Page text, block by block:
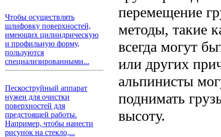
Чтобы осуществлять
шлифовку поверхностей,
имеющих цилиндрическую
и профильную форму,
пользуются
специализированными...
Пескоструйный аппарат
нужен для очистки
поверхностей для
предстоящей работы.
Например, чтобы нанести
рисунок на стекло,...
перемещение
методы, такие
всегда могут
или других
альпинисты
поднимать
высоту.